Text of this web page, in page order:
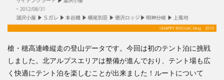
4.3.0.1
槍平小
屋〜飛騨
乗越
4.3.0.2
飛騨乗越
4.3.0.3
槍・穂高連峰縦走の登山データです。今回は初のテント泊に挑戦
しました。北アルプスエリアは整備が進んでおり、テント場も広
く快適にテント泊を楽しむことが出来ました！ルートについて